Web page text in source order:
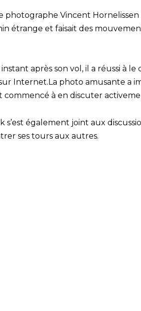
photographe Vincent Hornelissen
étrange et faisait des
après son vol, il a réussi à
sur Internet.La photo amusante a
commencé à en discuter
s’est également joint aux
ses tours aux autres.